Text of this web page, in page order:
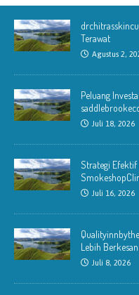
Terawat
Agustus 2,
Peluang
Juli 18, 2026
Strategi Efektif
Juli 16, 2026
Lebih Berkesan
Juli 8, 2026